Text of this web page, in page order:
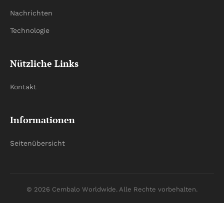
Nachrichten
Technologie
Nützliche Links
Kontakt
Informationen
Seitenübersicht
© 2026 Cembalo Worldwide. Alle Rechte vorbehalten.